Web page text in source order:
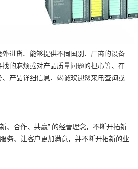
进货、能够提供不同国别、厂商的设备
的麻烦或对产品质量问题的担心等、在
产品详细信息、竭诚欢迎您来电查询或
、合作、共赢” 的经营理念，不断开拓新
务、让客户更加满意，并不断开拓新的业